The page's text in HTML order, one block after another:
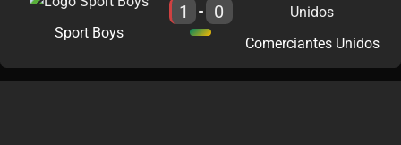
Sport Boys
1 - 0
Comerciantes Unidos